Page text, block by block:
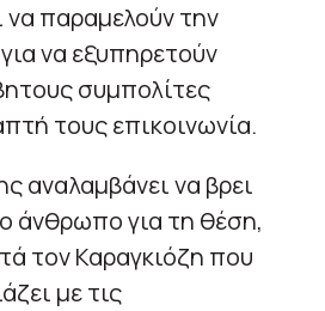
να παραμελούν την
να εξυπηρετούν
συμπολίτες
τους επικοινωνία.
αναλαμβάνει να βρει
άνθρωπο για τη θέση,
τον Καραγκιόζη που
με τις